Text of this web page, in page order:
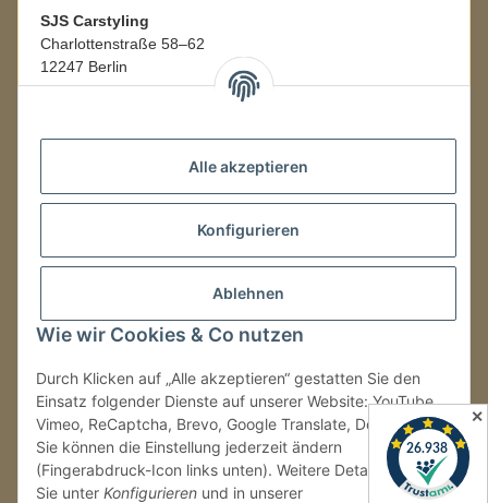
Alle akzeptieren
Konfigurieren
Ablehnen
Wie wir Cookies & Co nutzen
Durch Klicken auf „Alle akzeptieren“ gestatten Sie den
Einsatz folgender Dienste auf unserer Website: YouTube,
Vimeo, ReCaptcha, Brevo, Google Translate, Doofinder.
Sie können die Einstellung jederzeit ändern
(Fingerabdruck-Icon links unten). Weitere Details finden
Sie unter Konfigurieren und in unserer
SJS Carstyling
Charlottenstraße 58–62
12247 Berlin
08:00–16:00 Uhr
LAGER / RETOUREN
Packmonster Fulfillment
SJS Carstyling Lager
Retouren ausschließlich an diese Adresse.
Tel.:+49 (0) 30 36417228
E-Mail:info@sjs-carstyling.com
✕